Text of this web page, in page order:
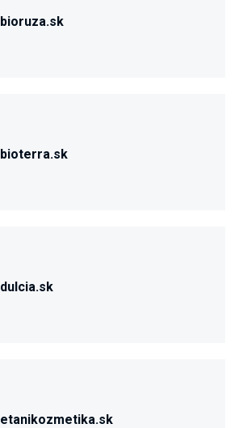
bioruza.sk
bioterra.sk
dulcia.sk
etanikozmetika.sk